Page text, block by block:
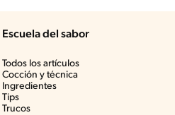
Escuela del sabor
Todos los artículos
Cocción y técnica
Ingredientes
Tips
Trucos